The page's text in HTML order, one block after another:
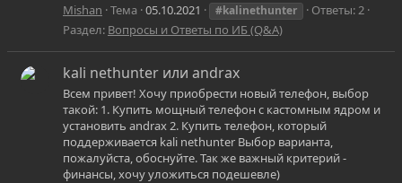
Mishan Тема 05.10.2021 #kalinethunter
Ответы: 2
Раздел: Вопросы и Ответы по ИБ (Q&A)
kali nethunter или andrax
Всем привет! Хочу приобрести новый телефон, выбор
такой: 1. Купить мощный телефон с кастомным ядром и
установить andrax 2. Купить телефон, который
поддерживается kali nethunter Выбор варианта,
пожалуйста, обоснуйте. Так же важный критерий -
финансы, хочу уложиться подешевле)